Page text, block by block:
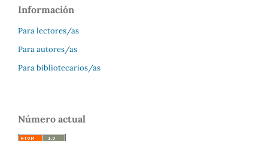
Información
Para lectores/as
Para autores/as
Para bibliotecarios/as
Número actual